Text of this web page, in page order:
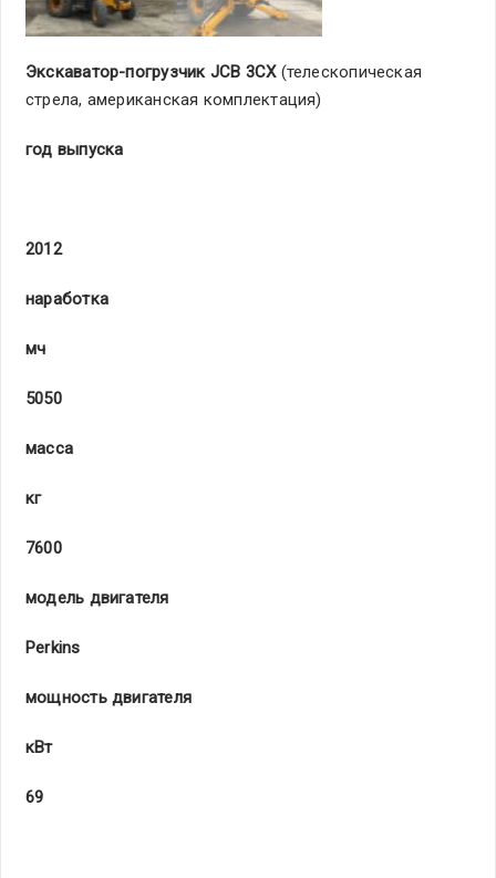
Экскаватор-погрузчик JCB 3CX(телескопическая
стрела, американская комплектация)
год выпуска
2012
наработка
мч
5050
масса
кг
7600
модель двигателя
Perkins
мощность двигателя
кВт
69